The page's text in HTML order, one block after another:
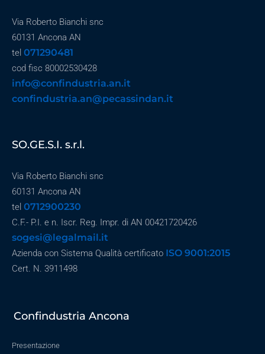
Via Roberto Bianchi snc
60131 Ancona AN
tel 071290481
cod fisc 80002530428
info@confindustria.an.it
confindustria.an@pecassindan.it
SO.GE.S.I. s.r.l.
Via Roberto Bianchi snc
60131 Ancona AN
tel 0712900230
C.F.- P.I. e n. Iscr. Reg. Impr. di AN 00421720426
sogesi@legalmail.it
Azienda con Sistema Qualità certificato ISO 9001:2015
Cert. N. 3911498
Confindustria Ancona
Presentazione